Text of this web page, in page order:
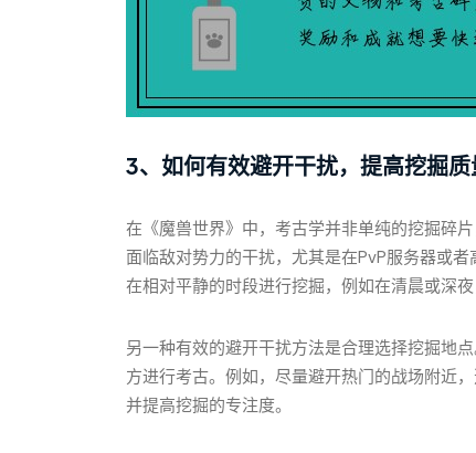
3、如何有效避开干扰，提高挖掘质
在《魔兽世界》中，考古学并非单纯的挖掘碎
面临敌对势力的干扰，尤其是在PvP服务器或
在相对平静的时段进行挖掘，例如在清晨或深
另一种有效的避开干扰方法是合理选择挖掘地
方进行考古。例如，尽量避开热门的战场附近
并提高挖掘的专注度。